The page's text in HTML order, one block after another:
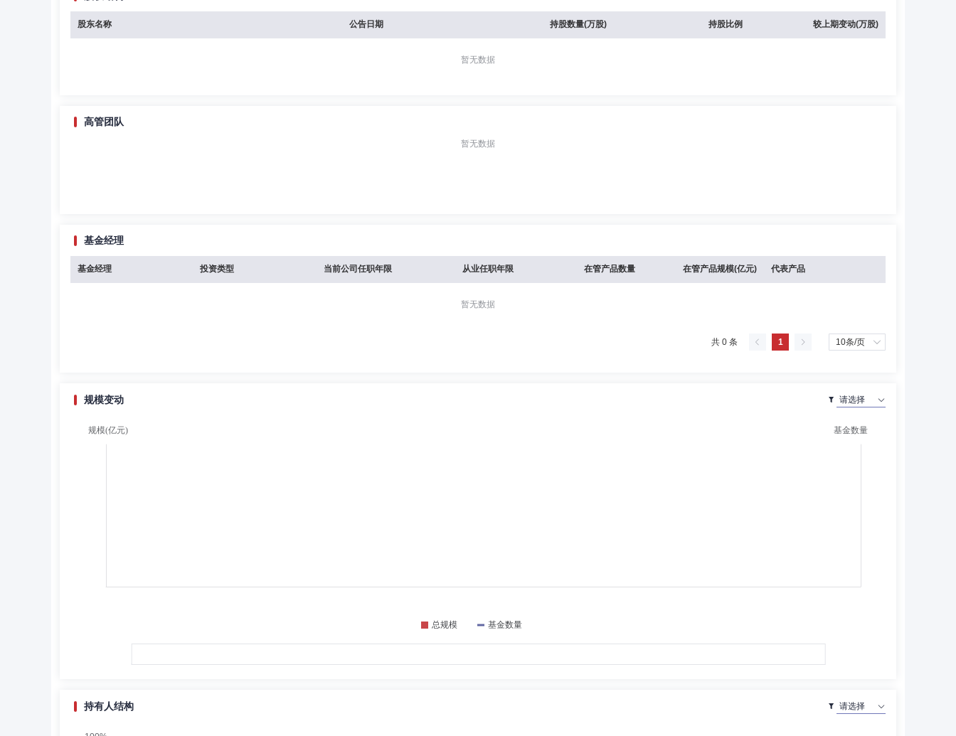
股东名称 公告日期 持股数量(万股) 持股比例 较上期变动(万股)
暂无数据
高管团队
暂无数据
基金经理
基金经理 投资类型 当前公司任职年限 从业任职年限 在管产品数量 在管产品规模(亿元) 代表产品
暂无数据
共 0 条 1
规模变动
持有人结构